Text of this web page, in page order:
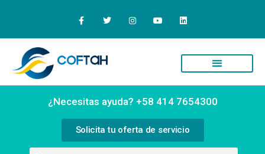
¿Necesitas ayuda? +58 414 7654300
Solicita tu oferta de servicio